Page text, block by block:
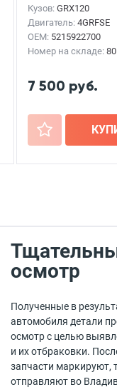
Кузов: GRX120
Двигатель: 4GRFSE
OEM: 5215922700
Номер на складе:
7 500 руб.
+
осмотр
Полученные в
автомобиля детали
осмотр с целью
и их отбраковки.
запчасти маркируют,
отправляют во